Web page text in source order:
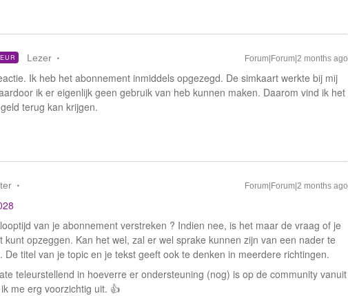
Lezer Forum|Forum|2 months ago
Ik heb het abonnement inmiddels opgezegd. De simkaart werkte bij mij
ik er eigenlijk geen gebruik van heb kunnen maken. Daarom vind ik het
terug kan krijgen.
Forum|Forum|2 months ago
van je abonnement verstreken ? Indien nee, is het maar de vraag of je
kunt opzeggen. Kan het wel, zal er wel sprake kunnen zijn van een nader te
De titel van je topic en je tekst geeft ook te denken in meerdere richtingen.
teleurstellend in hoeverre er ondersteuning (nog) is op de community vanuit
me erg voorzichtig uit. 👍